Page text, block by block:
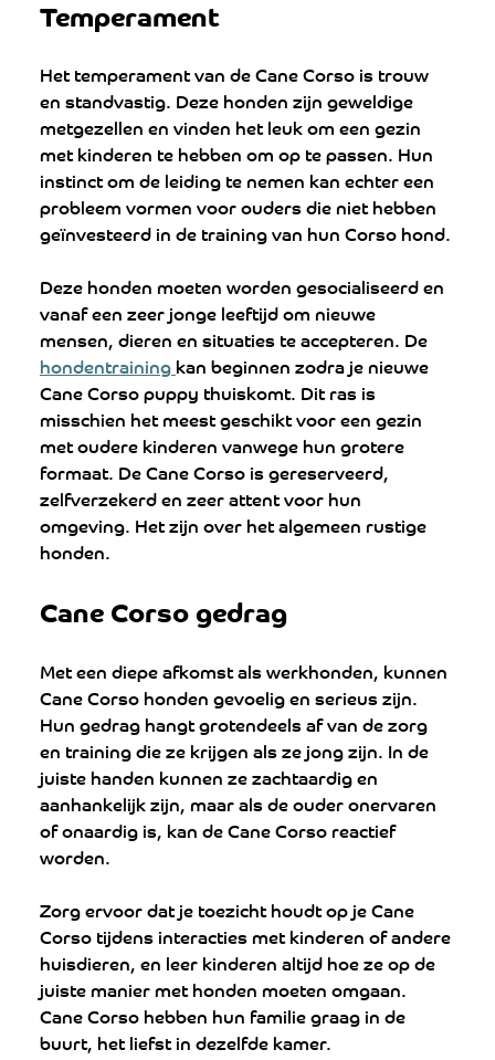
Temperament
Het temperament van de Cane Corso is trouw
en standvastig. Deze honden zijn geweldige
metgezellen en vinden het leuk om een gezin
met kinderen te hebben om op te passen. Hun
instinct om de leiding te nemen kan echter een
probleem vormen voor ouders die niet hebben
geïnvesteerd in de training van hun Corso hond.
Deze honden moeten worden gesocialiseerd en
vanaf een zeer jonge leeftijd om nieuwe
mensen, dieren en situaties te accepteren. De
hondentraining kan beginnen zodra je nieuwe
Cane Corso puppy thuiskomt. Dit ras is
misschien het meest geschikt voor een gezin
met oudere kinderen vanwege hun grotere
formaat. De Cane Corso is gereserveerd,
zelfverzekerd en zeer attent voor hun
omgeving. Het zijn over het algemeen rustige
honden.
Cane Corso gedrag
Met een diepe afkomst als werkhonden, kunnen
Cane Corso honden gevoelig en serieus zijn.
Hun gedrag hangt grotendeels af van de zorg
en training die ze krijgen als ze jong zijn. In de
juiste handen kunnen ze zachtaardig en
aanhankelijk zijn, maar als de ouder onervaren
of onaardig is, kan de Cane Corso reactief
worden.
Zorg ervoor dat je toezicht houdt op je Cane
Corso tijdens interacties met kinderen of andere
huisdieren, en leer kinderen altijd hoe ze op de
juiste manier met honden moeten omgaan.
Cane Corso hebben hun familie graag in de
buurt, het liefst in dezelfde kamer.